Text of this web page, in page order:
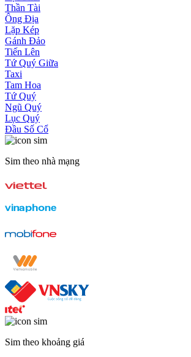
Thần Tài
Ông Địa
Lặp Kép
Gánh Đảo
Tiến Lên
Tứ Quý Giữa
Taxi
Tam Hoa
Tứ Quý
Ngũ Quý
Lục Quý
Đầu Số Cổ
Sim theo nhà mạng
Sim theo khoảng giá